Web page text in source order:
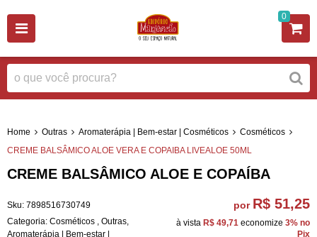
0
Home Outras Aromaterápia | Bem-estar | Cosméticos
Cosméticos
CREME BALSÂMICO ALOE VERA E COPAIBA LIVEALOE 50ML
CREME BALSÂMICO ALOE E COPAÍBA
Sku: 7898516730749
Categoria: Cosméticos Outras
Aromaterápia | Bem-estar |
por R$ 51,25
à vista R$ 49,71 economize 3% no
Pix